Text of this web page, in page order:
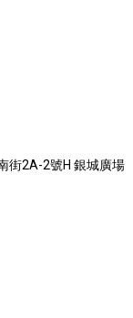
街2A-2號H 銀城廣場